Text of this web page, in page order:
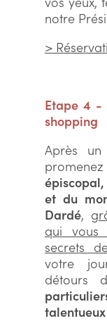
notre
>
Etape 4 -
shopping
Après
et du
Dardé,
qui vous
secrets
votre
détours